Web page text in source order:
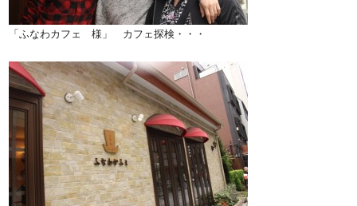
「ふなわカフェ 様」 カフェ探検・・・